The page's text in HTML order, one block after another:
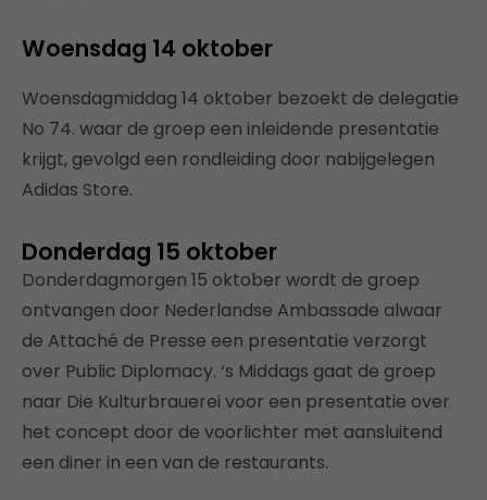
Woensdag 14 oktober
Woensdagmiddag 14 oktober bezoekt de delegatie
No 74. waar de groep een inleidende presentatie
krijgt, gevolgd een rondleiding door nabijgelegen
Adidas Store.
Donderdag 15 oktober
Donderdagmorgen 15 oktober wordt de groep
ontvangen door Nederlandse Ambassade alwaar
de Attaché de Presse een presentatie verzorgt
over Public Diplomacy. ‘s Middags gaat de groep
naar Die Kulturbrauerei voor een presentatie over
het concept door de voorlichter met aansluitend
een diner in een van de restaurants.